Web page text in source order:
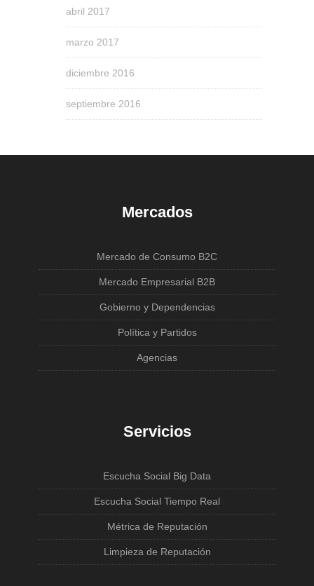
abril 2017
marzo 2017
diciembre 2016
septiembre 2016
Mercados
Mercado de Consumo B2C
Mercado Empresarial B2B
Gobierno y Dependencias
Política y Partidos
Agencias
Servicios
Escucha Social Big Data
Escucha Social Tiempo Real
Métrica de Reputación
Limpieza de Reputación